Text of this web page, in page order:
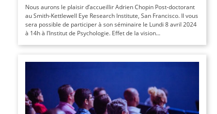
Nous aurons le plaisir d’accueillir Adrien Chopin Post-doctorant
au Smith-Kettlewell Eye Research Institute, San Francisco. Il vous
sera possible de participer à son séminaire le Lundi 8 avril 2024
à 14h à l’Institut de Psychologie. Effet de la vision...